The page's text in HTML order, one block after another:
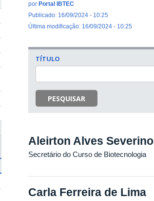
por Portal IBTEC
Publicado: 16/09/2024 - 10:25
Última modificação: 16/09/2024 - 10:25
TÍTULO
PESQUISAR
Aleirton Alves Severino
Secretário do Curso de Biotecnologia
Carla Ferreira de Lima